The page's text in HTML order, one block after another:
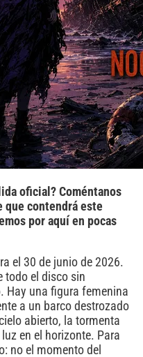
oficial? Coméntanos
que contendrá este
por aquí en pocas
el 30 de junio de 2026.
todo el disco sin
Hay una figura femenina
a un barco destrozado
abierto, la tormenta
en el horizonte. Para
no el momento del